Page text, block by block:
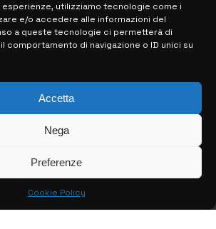
utilizziamo tecnologie come i
e/o accedere alle informazioni del
a queste tecnologie ci permetterà di
comportamento di navigazione o ID unici su
Accetta
Nega
Preferenze
Cookie Policy